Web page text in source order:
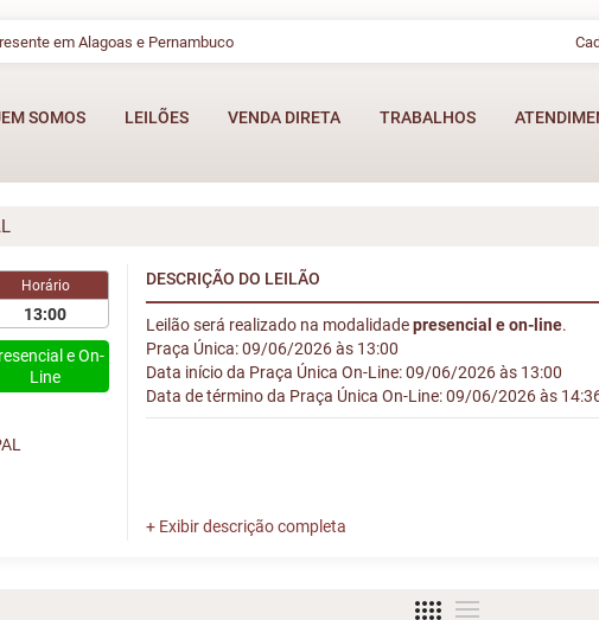
em Alagoas e Pernambuco
SOMOS LEILÕES VENDA DIRETA TRABALHOS
Horário
13:00
e On-
Line
DESCRIÇÃO DO LEILÃO
Leilão será realizado na modalidadepresencial e on-line.
Praça Única: 09/06/2026 às 13:00
Data início da Praça Única On-Line: 09/06/2026 às 13:00
Data de término da Praça Única On-Line: 09/06/2026 às